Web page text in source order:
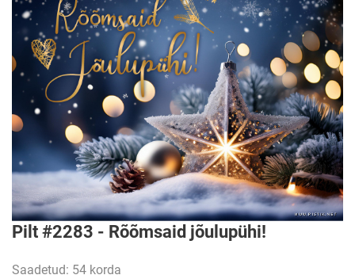
Pilt #2283 - Rõõmsaid jõulupühi!
Saadetud: 54 korda